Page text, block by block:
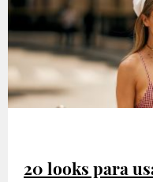
20 looks para